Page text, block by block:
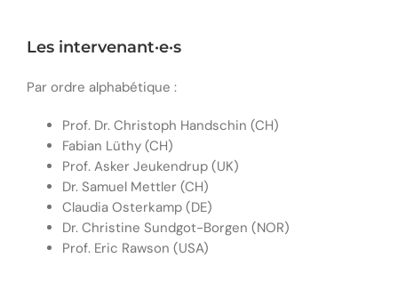
Les intervenant·e·s
Par ordre alphabétique :
Prof. Dr. Christoph Handschin (CH)
Fabian Lüthy (CH)
Prof. Asker Jeukendrup (UK)
Dr. Samuel Mettler (CH)
Claudia Osterkamp (DE)
Dr. Christine Sundgot-Borgen (NOR)
Prof. Eric Rawson (USA)